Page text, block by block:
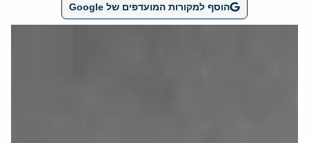
הוסף למקורות המועדפים של Google